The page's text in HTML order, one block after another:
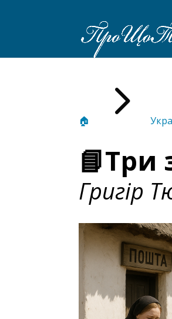
🏠 5
📘Три
Григір